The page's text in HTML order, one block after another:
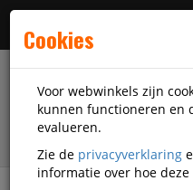
Cookies
Voor webwinkels zijn
kunnen functioneren en
evalueren.
Zie de privacyverklaring
informatie over hoe